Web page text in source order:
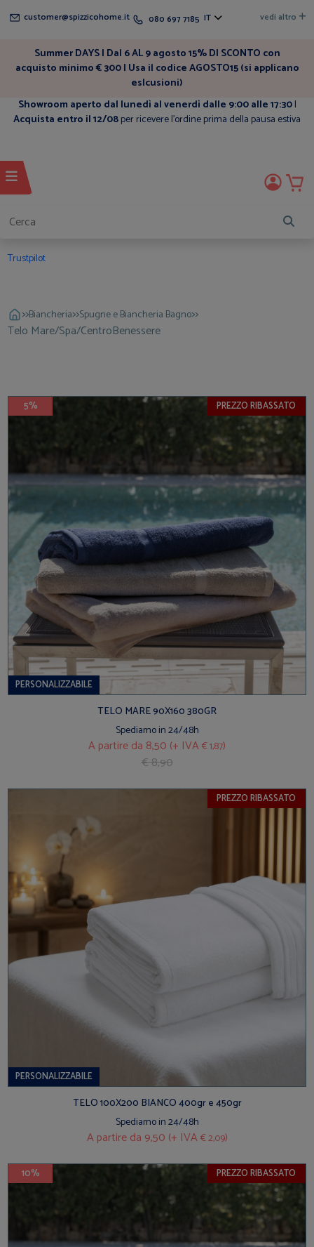
customer@spizzicohome.it 080 697 7185 IT vedi altro
Summer DAYS | Dal 6 AL 9 agosto 15% DI SCONTO con
acquisto minimo € 300 | Usa il codice AGOSTO15 (si applicano
eslcusioni)
Showroom aperto dal lunedì al venerdì dalle 9:00 alle 17:30|
Acquista entro il 12/08per ricevere l'ordine prima della pausa estiva
Trustpilot
>>Biancheria>>Spugne e Biancheria Bagno>>
Telo Mare/Spa/CentroBenessere
5%
PERSONALIZZABILE
PREZZO RIBASSATO
TELO MARE 90X160 380GR
Spediamo in 24/48h
A partire da 8,50 (+ IVA€ 1,87)
€ 8,90
BEST SELLER
PERSONALIZZABILE
PREZZO RIBASSATO
TELO 100X200 BIANCO 400gr e 450gr
Spediamo in 24/48h
A partire da 9,50 (+ IVA€ 2,09)
BEST SELLER
10% PREZZO RIBASSATO